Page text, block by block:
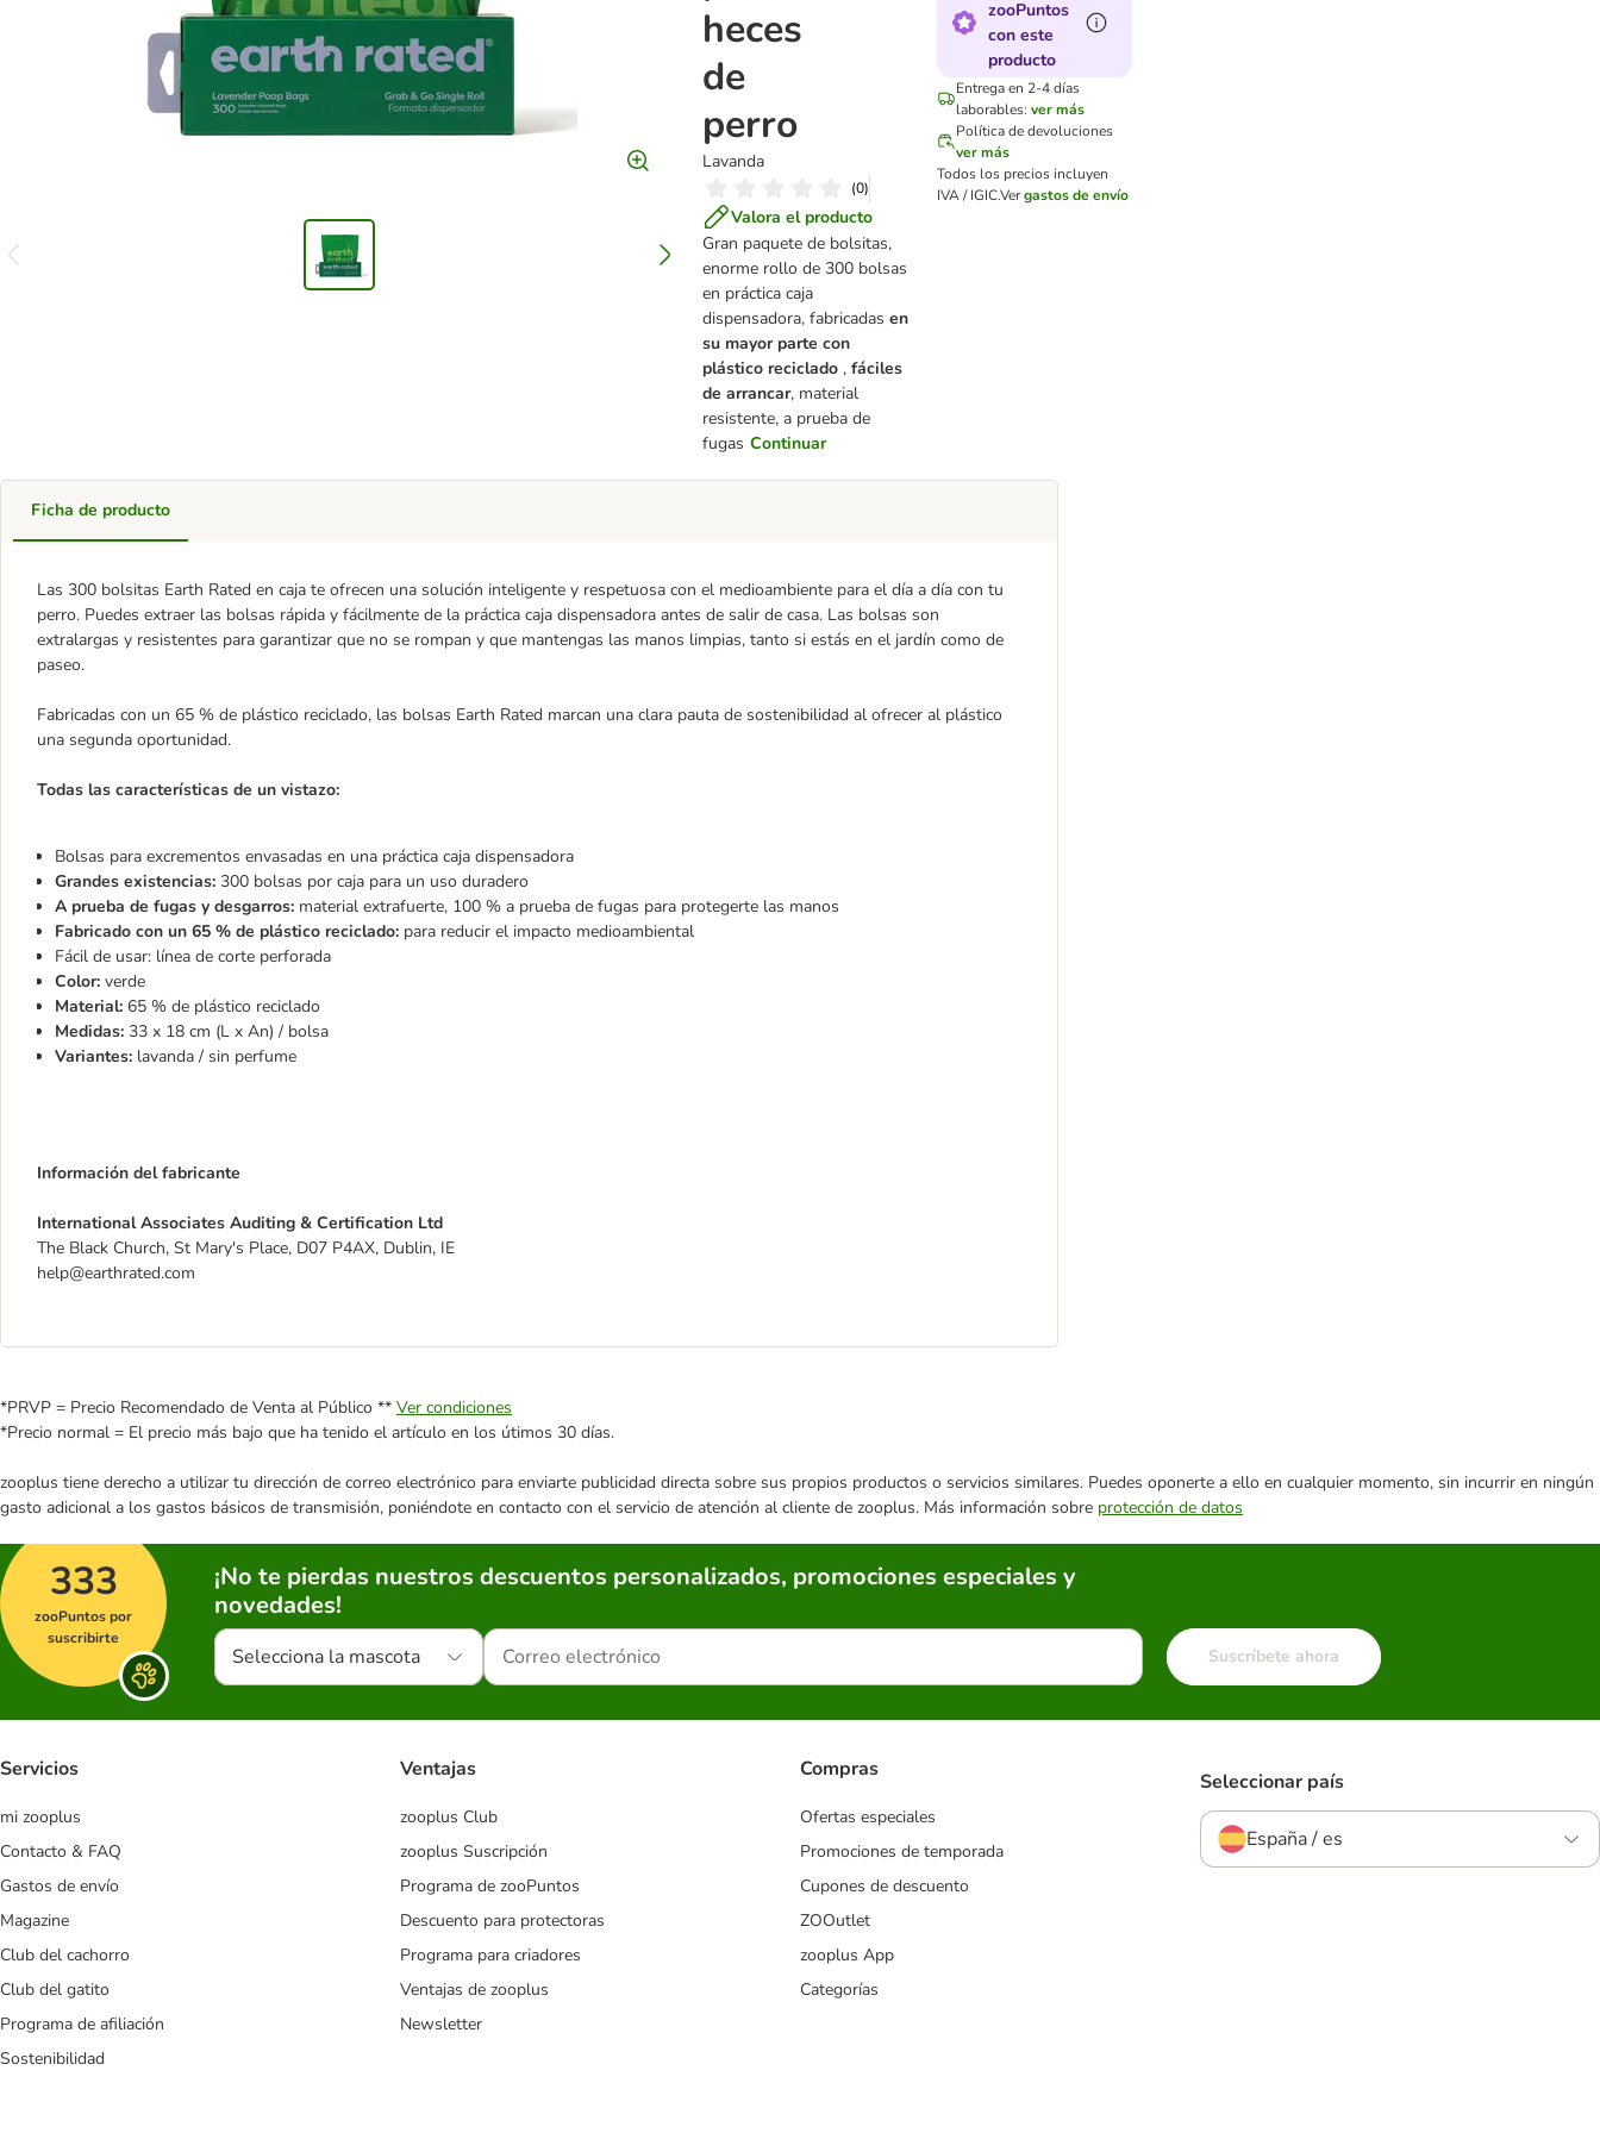
heces
de
perro
Lavanda
(0)
Valora el producto
Gran paquete de bolsitas,
enorme rollo de 300 bolsas
en práctica caja
dispensadora, fabricadas en
su mayor parte con
plástico reciclado , fáciles
de arrancar, material
resistente, a prueba de
fugas Continuar
zooPuntos
con este
producto
Entrega en 2-4 días
laborables: ver más
Política de devoluciones
ver más
Todos los precios incluyen
IVA / IGIC.Vergastos de envío
Ficha de producto
Las 300 bolsitas Earth Rated en caja te ofrecen una solución inteligente y respetuosa con el medioambiente para el día a día con tu
perro. Puedes extraer las bolsas rápida y fácilmente de la práctica caja dispensadora antes de salir de casa. Las bolsas son
extralargas y resistentes para garantizar que no se rompan y que mantengas las manos limpias, tanto si estás en el jardín como de
paseo.
Fabricadas con un 65 % de plástico reciclado, las bolsas Earth Rated marcan una clara pauta de sostenibilidad al ofrecer al plástico
una segunda oportunidad.
Todas las características de un vistazo:
Bolsas para excrementos envasadas en una práctica caja dispensadora
Grandes existencias: 300 bolsas por caja para un uso duradero
A prueba de fugas y desgarros: material extrafuerte, 100 % a prueba de fugas para protegerte las manos
Fabricado con un 65 % de plástico reciclado: para reducir el impacto medioambiental
Fácil de usar: línea de corte perforada
Color: verde
Material: 65 % de plástico reciclado
Medidas: 33 x 18 cm (L x An) / bolsa
Variantes: lavanda / sin perfume
Información del fabricante
International Associates Auditing & Certification Ltd
The Black Church, St Mary's Place, D07 P4AX, Dublin, IE
help@earthrated.com
*PRVP = Precio Recomendado de Venta al Público ** Ver condiciones
*Precio normal = El precio más bajo que ha tenido el artículo en los útimos 30 días.
zooplus tiene derecho a utilizar tu dirección de correo electrónico para enviarte publicidad directa sobre sus propios productos o servicios similares. Puedes oponerte a ello en cualquier momento, sin incurrir en ningún
gasto adicional a los gastos básicos de transmisión, poniéndote en contacto con el servicio de atención al cliente de zooplus. Más información sobre protección de datos
333
zooPuntos por
suscribirte
¡No te pierdas nuestros descuentos personalizados, promociones especiales y
novedades!
Selecciona la mascota Suscríbete ahora
Servicios
mi zooplus
Contacto & FAQ
Gastos de envío
Magazine
Club del cachorro
Club del gatito
Programa de afiliación
Sostenibilidad
Ventajas
zooplus Club
zooplus Suscripción
Programa de zooPuntos
Descuento para protectoras
Programa para criadores
Ventajas de zooplus
Newsletter
Compras
Ofertas especiales
Promociones de temporada
Cupones de descuento
ZOOutlet
zooplus App
Categorías
Seleccionar país
España / es